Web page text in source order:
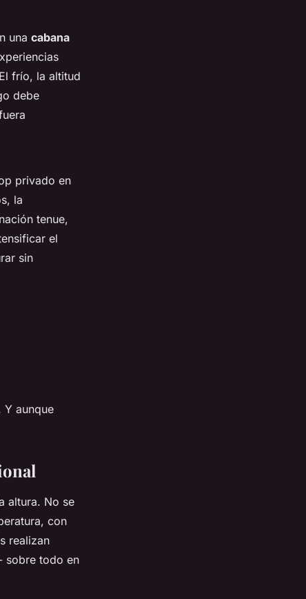
una cabana
frío, la altitud
debe
privado en
la
tenue,
el
sin
Y aunque
altura. No se
con
realizan
sobre todo en